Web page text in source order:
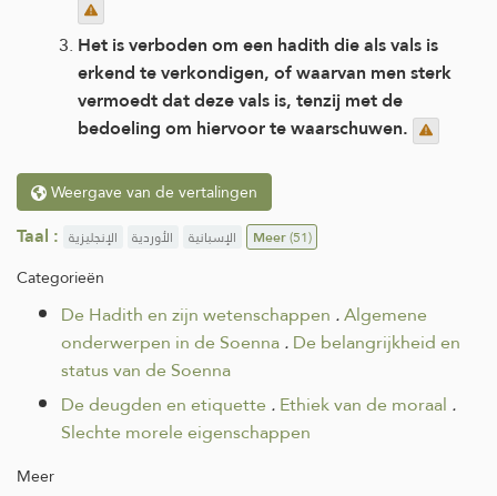
Het is verboden om een ​​hadith die als vals is
erkend te verkondigen, of waarvan men sterk
vermoedt dat deze vals is, tenzij met de
bedoeling om hiervoor te waarschuwen.
Weergave van de vertalingen
Taal : الإنجليزية الأوردية الإسبانية Meer(51)
Categorieën
De Hadith en zijn wetenschappen .Algemene
onderwerpen in de Soenna.De belangrijkheid en
status van de Soenna
De deugden en etiquette .Ethiek van de moraal .
Slechte morele eigenschappen
Meer